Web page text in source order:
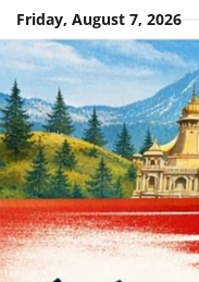
Skip
to
content
Friday, August 7, 2026